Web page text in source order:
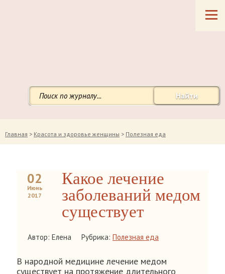
Найти
Главная > Красота и здоровье женщины > Полезная еда
02
Июнь
2017
Какое лечение
заболеваний медом
существует
Автор: Елена Рубрика: Полезная еда
В народной медицине лечение медом
существует на протяжение длительного